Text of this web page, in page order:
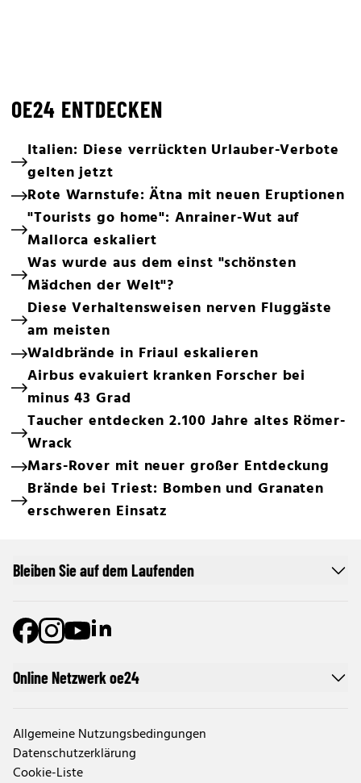
OE24 ENTDECKEN
Italien: Diese verrückten Urlauber-Verbote
gelten jetzt
Rote Warnstufe: Ätna mit neuen Eruptionen
"Tourists go home": Anrainer-Wut auf
Mallorca eskaliert
Was wurde aus dem einst "schönsten
Mädchen der Welt"?
Diese Verhaltensweisen nerven Fluggäste
am meisten
Waldbrände in Friaul eskalieren
Airbus evakuiert kranken Forscher bei
minus 43 Grad
Taucher entdecken 2.100 Jahre altes Römer-
Wrack
Mars-Rover mit neuer großer Entdeckung
Brände bei Triest: Bomben und Granaten
erschweren Einsatz
Online Netzwerk oe24
Allgemeine Nutzungsbedingungen
Datenschutzerklärung
Cookie-Liste
Bleiben Sie auf dem Laufenden